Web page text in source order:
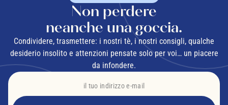
Non perdere
neanche una goccia.
Condividere, trasmettere: i nostri tè, i nostri consigli, qualche
desiderio insolito e attenzioni pensate solo per voi… un piacere
da infondere.